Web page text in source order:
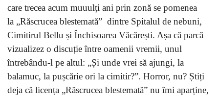
care trecea acum muuulți ani prin zonă se pomenea
la „Răscrucea blestemată” dintre Spitalul de nebuni,
Cimitirul Bellu și Închisoarea Văcărești. Așa că parcă
vizualizez o discuție între oamenii vremii, unul
întrebându-l pe altul: „Și unde vrei să ajungi, la
balamuc, la pușcărie ori la cimitir?”. Horror, nu? Știți
deja că licența „Răscrucea blestemată” nu îmi aparține,